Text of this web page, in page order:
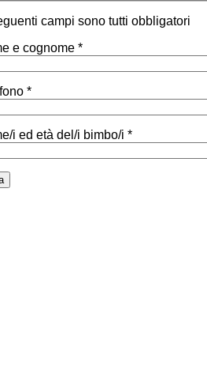
campi sono tutti obbligatori
e cognome *
*
i ed età del/i bimbo/i *